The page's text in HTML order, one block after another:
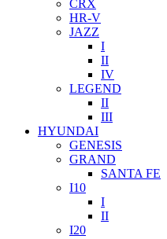
CRX
HR-V
JAZZ
I
II
IV
LEGEND
II
III
HYUNDAI
GENESIS
GRAND
SANTA FE
I10
I
II
I20